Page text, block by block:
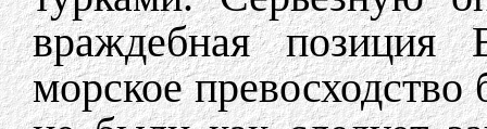
враждебная позиция
морское